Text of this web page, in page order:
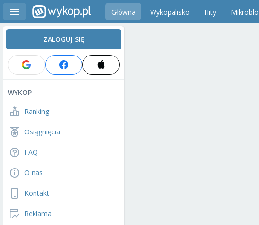
Główna Wykopalisko Hity
ZALOGUJ SIĘ
WYKOP
Ranking
Osiągnięcia
FAQ
O nas
Kontakt
Reklama